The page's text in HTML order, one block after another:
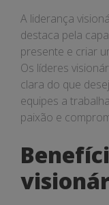
A liderança
destaca pela
presente e criar
Os líderes
clara do que
equipes a
paixão e